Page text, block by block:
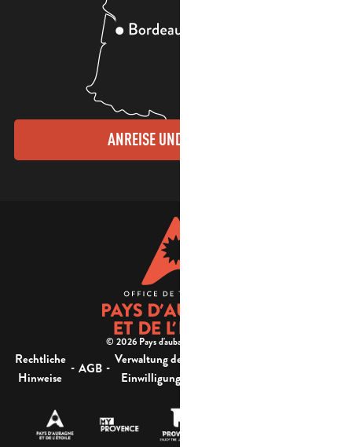
ANREISE UND KONTAKTE
© 2026 Pays d'aubagne et de l'étoile -
Rechtliche
Hinweise
- AGB - Verwaltung der
Einwilligung